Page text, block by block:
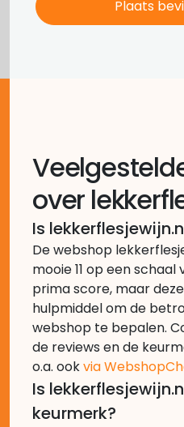
over
Is
De webshop
mooie 11 op een schaal
prima score, maar
hulpmiddel om de
webshop te bepalen.
de reviews en de
o.a. ookvia
Is
keurmerk?